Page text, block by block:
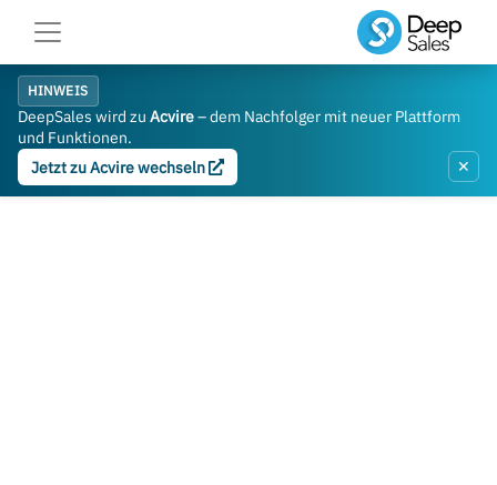
HINWEIS
DeepSales wird zu Acvire– dem Nachfolger mit neuer Plattform
und Funktionen.
Jetzt zu Acvire wechseln ✕